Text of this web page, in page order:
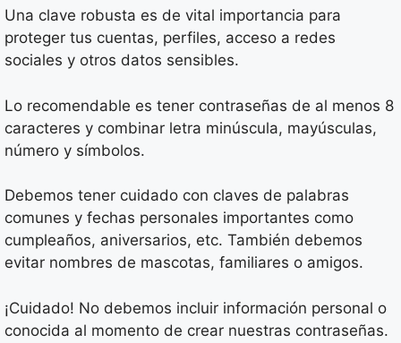
Una clave robusta es de vital importancia para
proteger tus cuentas, perfiles, acceso a redes
sociales y otros datos sensibles.
Lo recomendable es tener contraseñas de al menos 8
caracteres y combinar letra minúscula, mayúsculas,
número y símbolos.
Debemos tener cuidado con claves de palabras
comunes y fechas personales importantes como
cumpleaños, aniversarios, etc. También debemos
evitar nombres de mascotas, familiares o amigos.
¡Cuidado! No debemos incluir información personal o
conocida al momento de crear nuestras contraseñas.